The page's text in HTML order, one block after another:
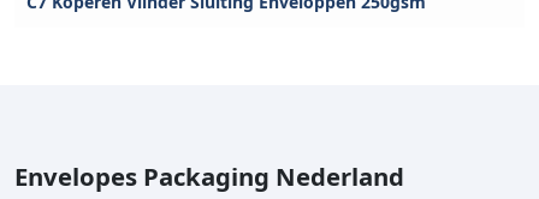
Envelopes Packaging Nederland